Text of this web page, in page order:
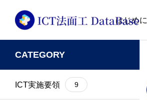
はじめに
GNSS
CATEGORY
ICT実施要領 9